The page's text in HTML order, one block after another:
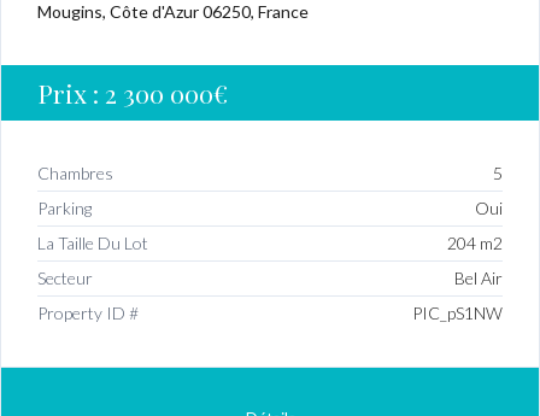
Mougins, Côte d'Azur 06250, France
Prix : 2 300 000€
Chambres
5
Parking
Oui
La Taille Du Lot
204 m2
Secteur
Bel Air
Property ID #
PIC_pS1NW